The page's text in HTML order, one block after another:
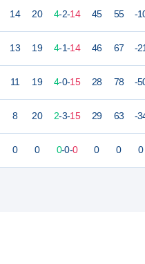
14 20 4-2-14 45 55 -
13 19 4-1-14 46 67 -
11 19 4-0-15 28 78 -
8 20 2-3-15 29 63 -
0 0 0-0-0 0 0 0